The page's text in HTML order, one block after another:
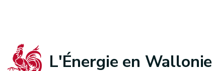
L'Énergie en Wallonie